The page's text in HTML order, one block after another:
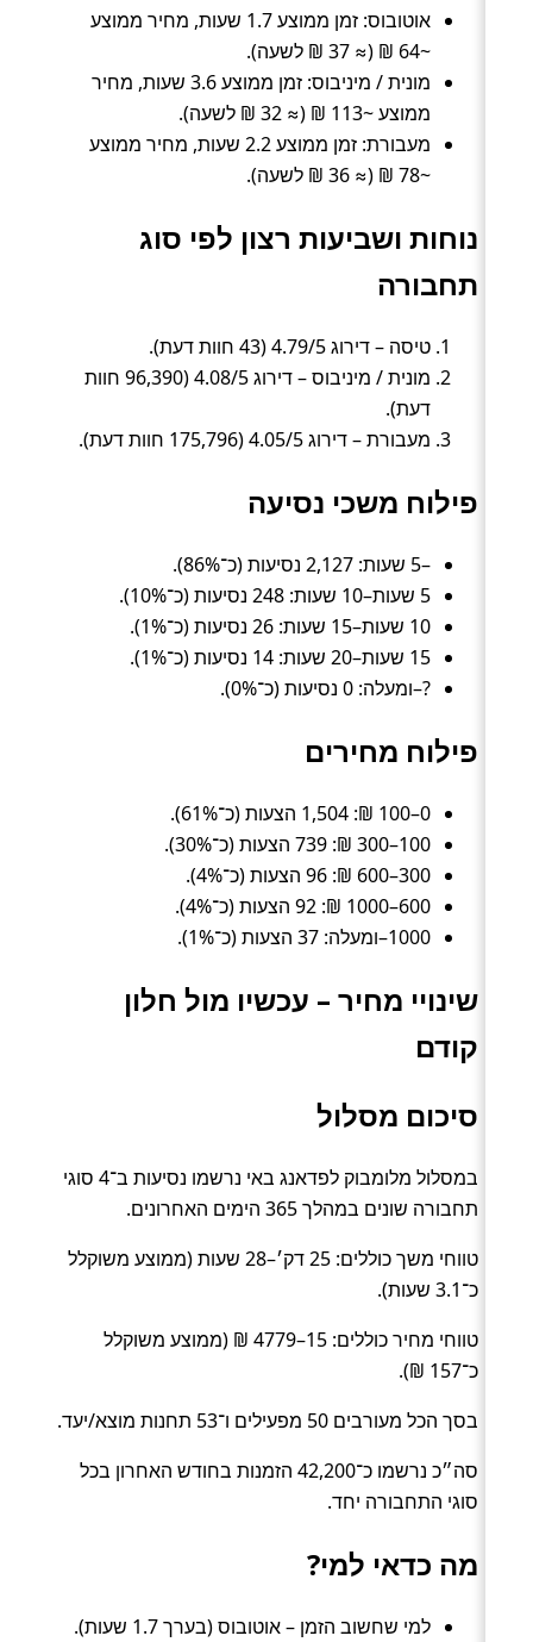
אוטובוס: זמן ממוצע 1.7 שעות, מחיר ממוצע
~64 ₪ (≈ 37 ₪ לשעה).
מונית / מיניבוס: זמן ממוצע 3.6 שעות, מחיר
ממוצע ~113 ₪ (≈ 32 ₪ לשעה).
מעבורת: זמן ממוצע 2.2 שעות, מחיר ממוצע
~78 ₪ (≈ 36 ₪ לשעה).
נוחות ושביעות רצון לפי סוג
תחבורה
טיסה – דירוג 4.79/5 (43 חוות דעת).
מונית / מיניבוס – דירוג 4.08/5 (96,390 חוות
דעת).
מעבורת – דירוג 4.05/5 (175,796 חוות דעת).
פילוח משכי נסיעה
–5 שעות: 2,127 נסיעות (כ־86%).
5 שעות–10 שעות: 248 נסיעות (כ־10%).
10 שעות–15 שעות: 26 נסיעות (כ־1%).
15 שעות–20 שעות: 14 נסיעות (כ־1%).
?–ומעלה: 0 נסיעות (כ־0%).
פילוח מחירים
0–100 ₪: 1,504 הצעות (כ־61%).
100–300 ₪: 739 הצעות (כ־30%).
300–600 ₪: 96 הצעות (כ־4%).
600–1000 ₪: 92 הצעות (כ־4%).
1000–ומעלה: 37 הצעות (כ־1%).
שינויי מחיר – עכשיו מול חלון
קודם
סיכום מסלול
במסלול מלומבוק לפדאנג באי נרשמו נסיעות ב־4 סוגי
תחבורה שונים במהלך 365 הימים האחרונים.
טווחי משך כוללים: 25 דק׳–28 שעות (ממוצע משוקלל
כ־3.1 שעות).
טווחי מחיר כוללים: 15–4779 ₪ (ממוצע משוקלל
כ־157 ₪).
בסך הכל מעורבים 50 מפעילים ו־53 תחנות מוצא/יעד.
סה״כ נרשמו כ־42,200 הזמנות בחודש האחרון בכל
סוגי התחבורה יחד.
מה כדאי למי?
למי שחשוב הזמן – אוטובוס (בערך 1.7 שעות).